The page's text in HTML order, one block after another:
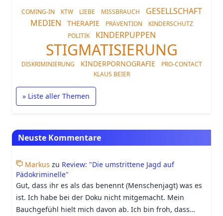
COMING-IN KTW LIEBE MISSBRAUCH
GESELLSCHAFT
MEDIEN
THERAPIE PRÄVENTION
KINDERSCHUTZ
POLITIK
KINDERPUPPEN
STIGMATISIERUNG
DISKRIMINIERUNG KINDERPORNOGRAFIE
PRO-CONTACT
KLAUS BEIER
» Liste aller Themen
Neuste Kommentare
Markus zu Review: "Die umstrittene Jagd auf
Pädokriminelle"
Gut, dass ihr es als das benennt (Menschenjagt) was es
ist. Ich habe bei der Doku nicht mitgemacht. Mein
Bauchgefühl hielt mich davon ab. Ich bin froh, dass